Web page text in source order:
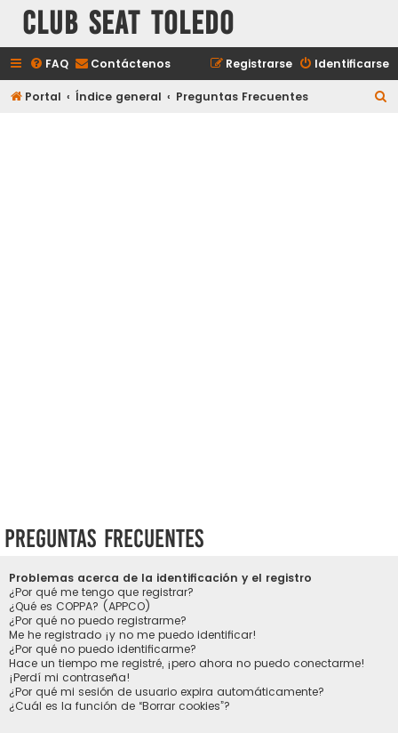
Club Seat Toledo
FAQ Contáctenos Identificarse
Registrarse
Portal Índice general Preguntas Frecuentes
Preguntas Frecuentes
Problemas acerca de la identificación y el registro
¿Por qué me tengo que registrar?
¿Qué es COPPA? (APPCO)
¿Por qué no puedo registrarme?
Me he registrado ¡y no me puedo identificar!
¿Por qué no puedo identificarme?
Hace un tiempo me registré, ¡pero ahora no puedo conectarme!
¡Perdí mi contraseña!
¿Por qué mi sesión de usuario expira automáticamente?
¿Cuál es la función de “Borrar cookies”?